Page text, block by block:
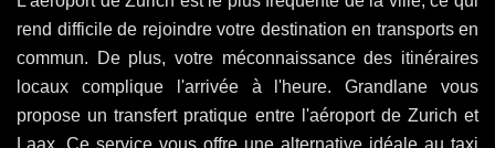
rend difficile de rejoindre votre destination en transports en
commun. De plus, votre méconnaissance des itinéraires
locaux complique l'arrivée à l'heure. Grandlane vous
propose un transfert pratique entre l'aéroport de Zurich et
Laax. Ce service vous offre une alternative idéale au taxi